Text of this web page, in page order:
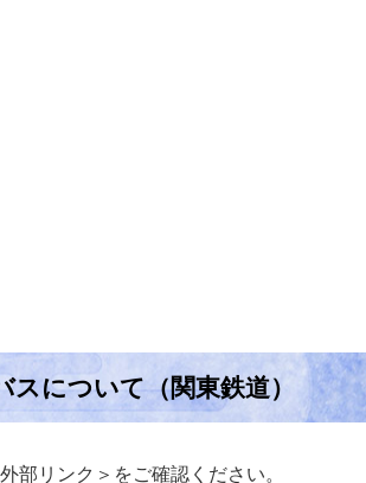
について（関東鉄道）
外部リンク＞ をご確認ください。